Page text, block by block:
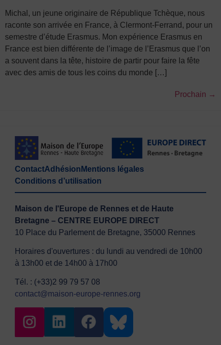
Michal, un jeune originaire de République Tchèque, nous
raconte son arrivée en France, à Clermont-Ferrand, pour un
semestre d’étude Erasmus. Mon expérience Erasmus en
France est bien différente de l’image de l’Erasmus que l’on
a souvent dans la tête, histoire de partir pour faire la fête
avec des amis de tous les coins du monde […]
Prochain →
ContactAdhésion Mentions légales
Conditions d’utilisation
Maison de l'Europe de Rennes et de Haute
Bretagne – CENTRE EUROPE DIRECT
10 Place du Parlement de Bretagne, 35000 Rennes
Horaires d'ouvertures : du lundi au vendredi de 10h00
à 13h00 et de 14h00 à 17h00
Tél. : (+33)2 99 79 57 08
contact@maison-europe-rennes.org